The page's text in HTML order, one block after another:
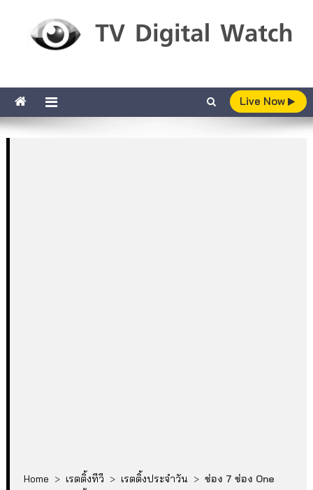
Live Now
Home > เรตติ้งทีวี > เรตติ้งประจำวัน > ช่อง 7 ช่อง One